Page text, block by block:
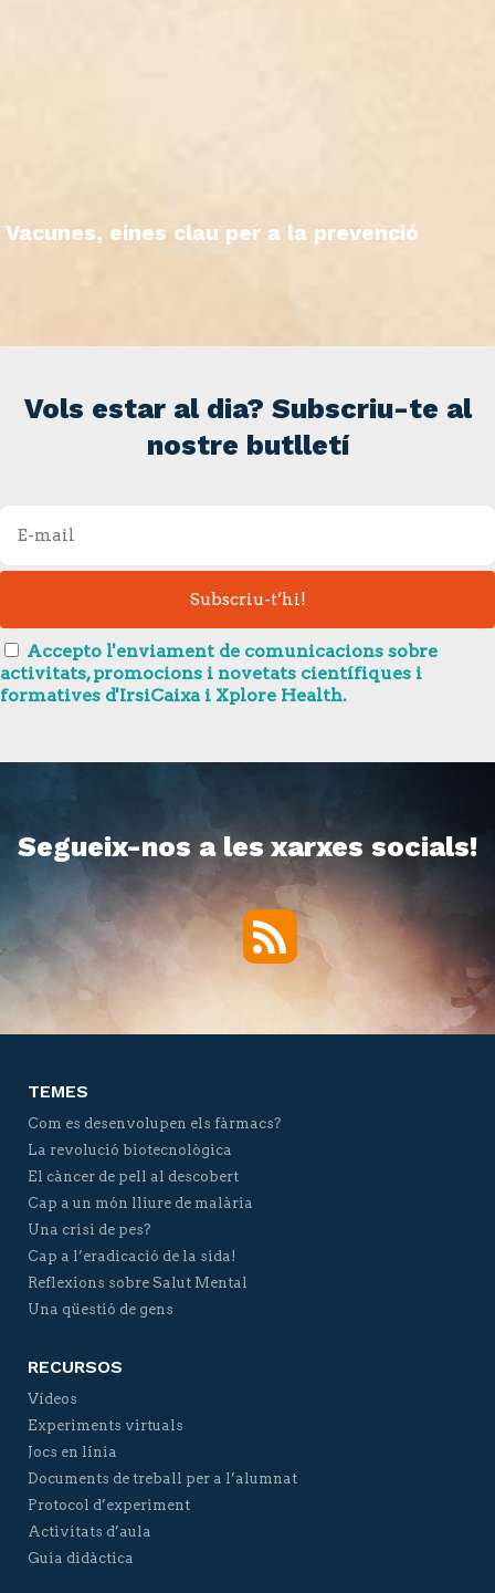
Vacunes, eines clau per a la prevenció
Vols estar al dia? Subscriu-te al
nostre butlletí
Accepto l'enviament de comunicacions sobre
activitats, promocions i novetats científiques i
formatives d'IrsiCaixa i Xplore Health.
Segueix-nos a les xarxes socials!
RSS
TEMES
Com es desenvolupen els fàrmacs?
La revolució biotecnològica
El càncer de pell al descobert
Cap a un món lliure de malària
Una crisi de pes?
Cap a l’eradicació de la sida!
Reflexions sobre Salut Mental
Una qüestió de gens
RECURSOS
Vídeos
Experiments virtuals
Jocs en línia
Documents de treball per a l’alumnat
Protocol d’experiment
Activitats d’aula
Guia didàctica